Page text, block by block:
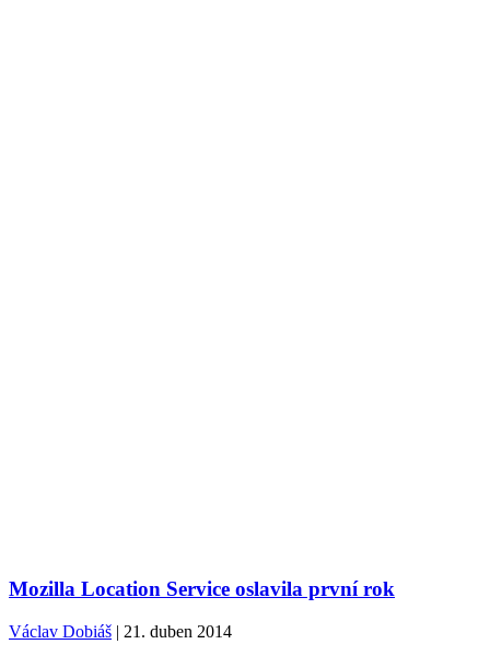
Mozilla Location Service oslavila první rok
Václav Dobiáš| 21. duben 2014